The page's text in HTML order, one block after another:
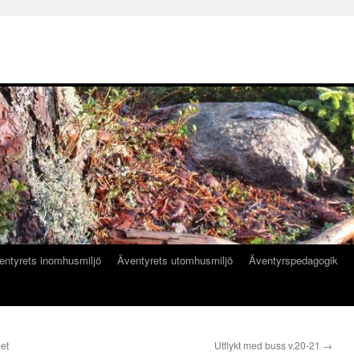
inomhusmiljö Äventyrets utomhusmiljö Äventyrspedagogik
Utflykt med buss v.20-21 →